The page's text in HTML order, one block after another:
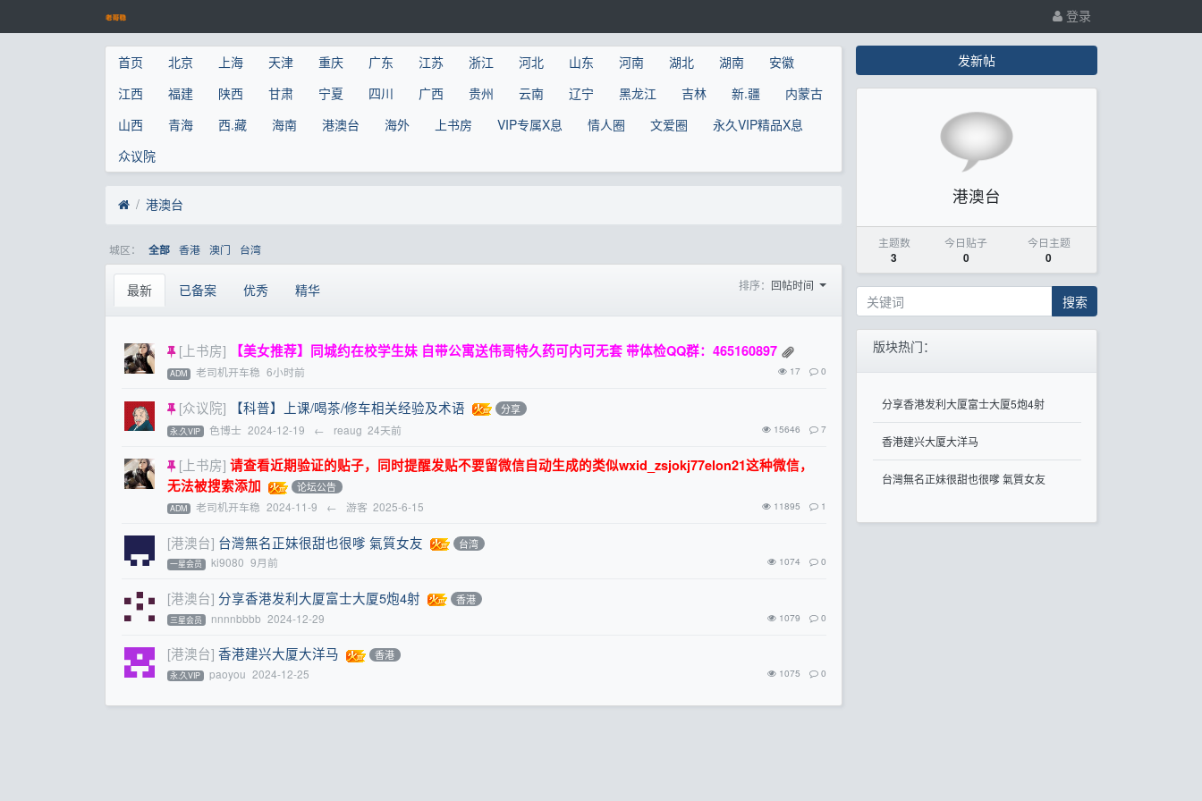
登录
首页 北京 上海 天津 重庆 广东 江苏 浙江 河北 山东 河南 湖北 湖南
安徽
江西
福建 陕西 甘肃 宁夏 四川 广西 贵州 云南 辽宁 黑龙江 吉林 新.疆
内蒙古
山西
青海 西.藏 海南 港澳台 海外 上书房 VIP专属X息 情人圈 文爱圈
永久VIP精品X息
众议院
港澳台
城区： 全部 香港 澳门 台湾
最新 已备案 优秀 精华 排序： 回帖时间
[上书房] 【美女推荐】同城约在校学生妹 自带公寓送伟哥特久药可内可无套 带体检QQ群：465160897
ADM 老司机开车稳 6小时前 17 0
[众议院] 【科普】上课/喝茶/修车相关经验及术语 分享
永.久VIP 色博士 2024-12-19 ← reaug 24天前 15646 7
[上书房] 请查看近期验证的贴子，同时提醒发贴不要留微信自动生成的类似wxid_zsjokj77elon21这种微信，
无法被搜索添加
论坛公告
ADM 老司机开车稳 2024-11-9 ← 游客 2025-6-15 11895 1
[港澳台] 台灣無名正妹很甜也很嗲 氣質女友 台湾
一星会员 ki9080 9月前 1074 0
[港澳台] 分享香港发利大厦富士大厦5炮4射 香港
三星会员 nnnnbbbb 2024-12-29 1079 0
[港澳台] 香港建兴大厦大洋马 香港
永.久VIP paoyou 2024-12-25 1075 0
发新帖
港澳台
主题数
3
今日贴子
0
今日主题
0
搜索
版块热门：
分享香港发利大厦富士大厦5炮4射
香港建兴大厦大洋马
台灣無名正妹很甜也很嗲 氣質女友